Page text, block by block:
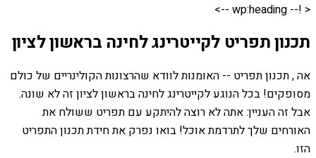
< !-- wp:heading -->
תכנון תפריט לקייטרינג לחינה בראשון לציון
אה , תכנון תפריט -- האומנות לוודא שהרצונות הקולינריים של כולם
מסופקים! בכל הנוגע לקייטרינג לחינה בראשון לציון זה לא שונה.
אבל זה העניין: אתה לא רוצה להיתקע עם תפריט ששולח את
האורחים שלך לתרדמת אוכל! בואו נפרק את חידת תכנון התפריט
הזו.